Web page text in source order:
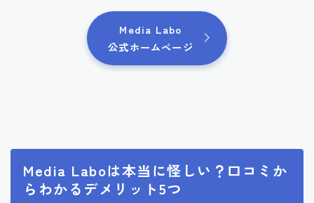
Media Labo
公式ホームページ
Media Laboは本当に怪しい？口コミか
らわかるデメリット5つ